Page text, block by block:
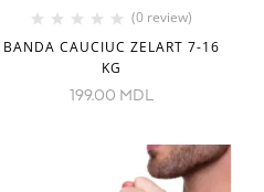
(0 review)
BANDA CAUCIUC ZELART 7-16
KG
199.00 MDL